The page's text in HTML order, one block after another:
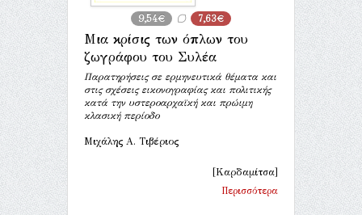
9,54€ 7,63€
Μια κρίσις των όπλων του
ζωγράφου του Συλέα
Παρατηρήσεις σε ερμηνευτικά θέματα και
στις σχέσεις εικονογραφίας και πολιτικής
κατά την υστεροαρχαϊκή και πρώιμη
κλασική περίοδο
Μιχάλης Α. Τιβέριος
[Καρδαμίτσα]
Περισσότερα